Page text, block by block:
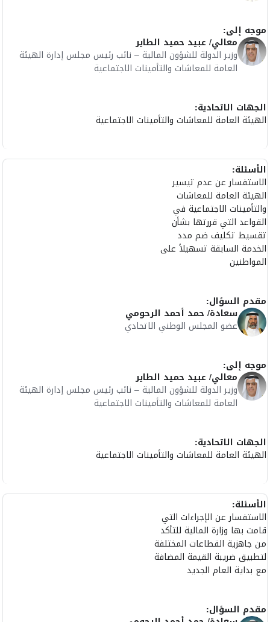
موجه إلى:
معالي/ عبيد حميد الطاير
وزير الدولة للشؤون المالية – نائب رئيس مجلس إدارة الهيئة
العامة للمعاشات والتأمينات الاجتماعية
الجهات الاتحادية:
الهيئة العامة للمعاشات والتأمينات الاجتماعية
الأسئلة:
الاستفسار عن عدم تيسير
الهيئة العامة للمعاشات
والتأمينات الاجتماعية في
القواعد التي قررتها بشأن
تقسيط تكليف ضم مدد
الخدمة السابقة تسهيلاً على
المواطنين
مقدم السؤال:
سعادة/ حمد أحمد الرحومي
عضو المجلس الوطني الاتحادي
موجه إلى:
معالي/ عبيد حميد الطاير
وزير الدولة للشؤون المالية – نائب رئيس مجلس إدارة الهيئة
العامة للمعاشات والتأمينات الاجتماعية
الجهات الاتحادية:
الهيئة العامة للمعاشات والتأمينات الاجتماعية
الأسئلة:
الاستفسار عن الإجراءات التي
قامت بها وزارة المالية للتأكد
من جاهزية القطاعات المختلفة
لتطبيق ضريبة القيمة المضافة
مع بداية العام الجديد
مقدم السؤال: